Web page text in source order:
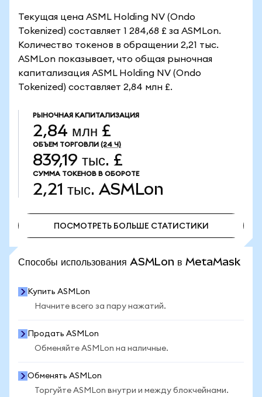
Текущая цена ASML Holding NV (Ondo
Tokenized) составляет 1 284,68 £ за ASMLon.
Количество токенов в обращении 2,21 тыс.
ASMLon показывает, что общая рыночная
капитализация ASML Holding NV (Ondo
Tokenized) составляет 2,84 млн £.
РЫНОЧНАЯ КАПИТАЛИЗАЦИЯ
2,84 млн £
ОБЪЕМ ТОРГОВЛИ (24 Ч)
839,19 тыс. £
СУММА ТОКЕНОВ В ОБОРОТЕ
2,21 тыс. ASMLon
ПОСМОТРЕТЬ БОЛЬШЕ СТАТИСТИКИ
Способы использования ASMLon в MetaMask
Купить ASMLon
Начните всего за пару нажатий.
Продать ASMLon
Обменяйте ASMLon на наличные.
Обменять ASMLon
Торгуйте ASMLon внутри и между блокчейнами.